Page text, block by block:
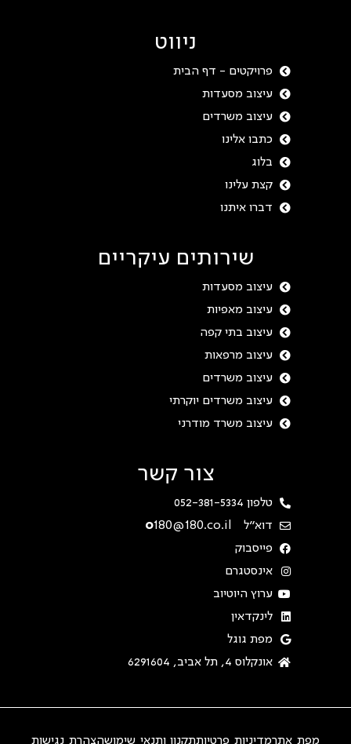
ניווט
פרויקטים - דף הבית
עיצוב מסעדות
עיצוב משרדים
כתבו אלינו
בלוג
קצת עלינו
דברו איתנו
שירותים עיקריים
עיצוב מסעדות
עיצוב מאפיות
עיצוב בתי קפה
עיצוב מרפאות
עיצוב משרדים
עיצוב משרדים יוקרתי
עיצוב משרד מודרני
צור קשר
טלפון 052-381-5334
דוא"ל
o180@180.co.il
פייסבוק
אינסטגרם
ערוץ היוטיוב
לינקדאין
מפת גוגל
אונקלוס 4, תל אביב, 6291604
מפת אתרמדיניות פרטיותתקנון ותנאי שימושהצהרת נגישות